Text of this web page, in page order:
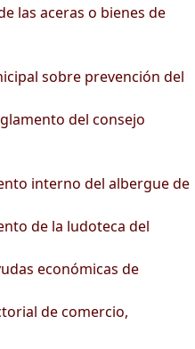
las aceras o bienes de
sobre prevención del
del consejo
interno del albergue de
de la ludoteca del
económicas de
de comercio,